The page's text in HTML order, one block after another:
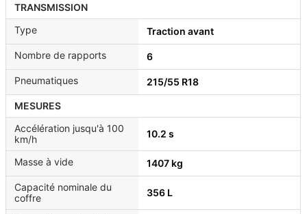
TRANSMISSION
Type
Traction avant
Nombre de rapports 6
Pneumatiques 215/55 R18
MESURES
Accélération jusqu'à 100
km/h
10.2 s
Masse à vide 1407 kg
Capacité nominale du
coffre
356 L